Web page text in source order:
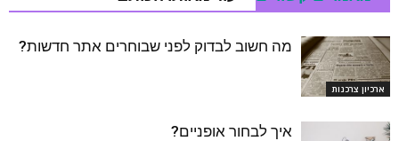
ארכיון צרכנות
מה חשוב לבדוק לפני שבוחרים אתר חדשות?
איך לבחור אופניים?